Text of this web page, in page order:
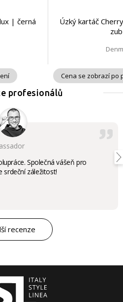
| černá
Úzký kartáč
Cena se zobrazí po
profesionálů
Společná vášeň pro
srdeční záležitost!
recenze